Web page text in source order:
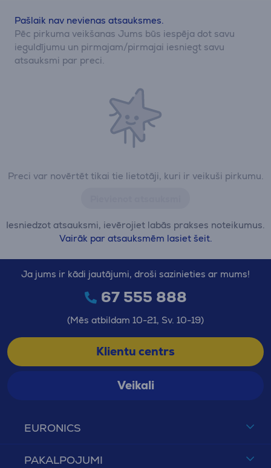
Preci var novērtēt tikai tie lietotāji, kuri ir veikuši pirkumu.
Iesniedzot atsauksmi, ievērojiet labās prakses noteikumus.
Vairāk par atsauksmēm lasiet šeit.
Pašlaik nav nevienas atsauksmes.
Pēc pirkuma veikšanas Jums būs iespēja dot savu
ieguldījumu un pirmajam/pirmajai iesniegt savu
atsauksmi par preci.
EURONICS
PAKALPOJUMI
Ja jums ir kādi jautājumi, droši sazinieties ar mums!
67 555 888
(Mēs atbildam 10-21, Sv. 10-19)
Klientu centrs
Veikali